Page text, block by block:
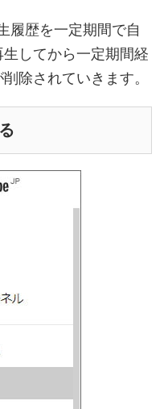
履歴を一定期間で自
してから一定期間経
除されていきます。